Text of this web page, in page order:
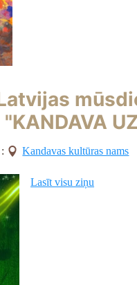
Kandavas kultūras nams
Lasīt visu ziņu